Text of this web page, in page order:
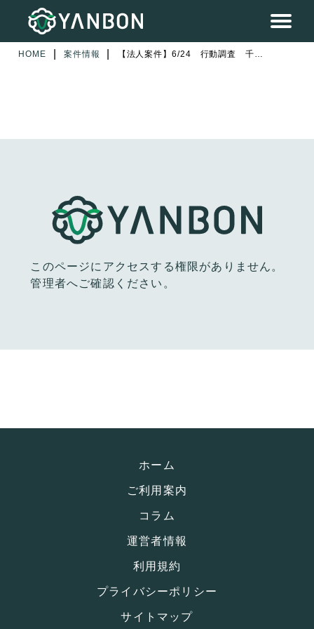
HOME 案件情報 【法人案件】6/24 行動調査 千葉県市川市 2日目
このページにアクセスする権限がありません。
管理者へご確認ください。
ホーム
ご利用案内
コラム
運営者情報
利用規約
プライバシーポリシー
サイトマップ